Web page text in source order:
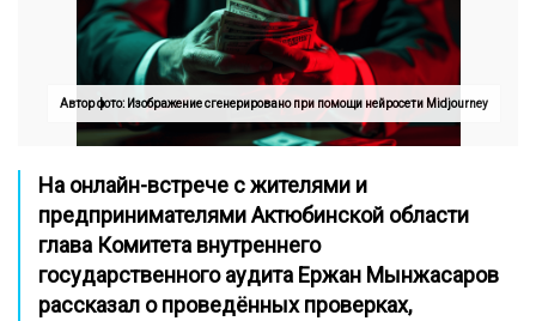
Автор фото: Изображение сгенерировано при помощи нейросети Midjourney
На онлайн-встрече с жителями и
предпринимателями Актюбинской области
глава Комитета внутреннего
государственного аудита Ержан Мынжасаров
рассказал о проведённых проверках,